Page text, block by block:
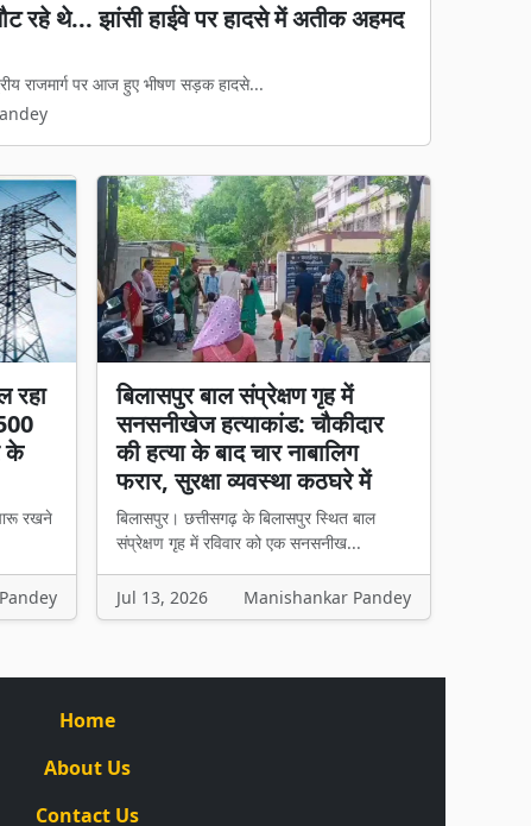
फर्जी अनुभव प्रमाण पत्र के आरोप, हाईकोर्ट से
वाहन चालक की भर्ती को लेकर नया वि...
रहा
के
रखने
बिलासपुर बाल संप्रेक्षण गृह में
सनसनीखेज हत्याकांड: चौकीदार
की हत्या के बाद चार नाबालिग
फरार, सुरक्षा व्यवस्था कठघरे में
बिलासपुर। छत्तीसगढ़ के बिलासपुर स्थित बाल
संप्रेक्षण गृह में रविवार को एक सनसनीख...
Jul 13, 2026 Manishankar Pandey
Home
About Us
Contact Us